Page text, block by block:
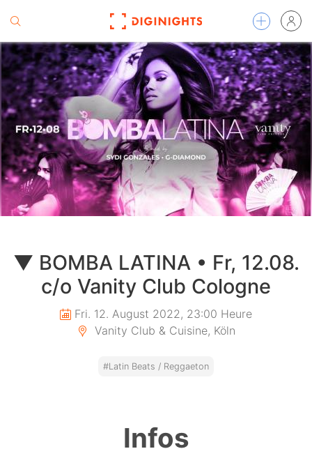
▼ BOMBA LATINA • Fr, 12.08.
c/o Vanity Club Cologne
Fri. 12. August 2022, 23:00 Heure
Vanity Club & Cuisine, Köln
#Latin Beats / Reggaeton
Infos